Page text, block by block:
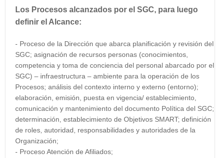
Los Procesos alcanzados por el SGC, para luego
definir el Alcance:
- Proceso de la Dirección que abarca planificación y revisión del
SGC; asignación de recursos personas (conocimientos,
competencia y toma de conciencia del personal abarcado por el
SGC) – infraestructura – ambiente para la operación de los
Procesos; análisis del contexto interno y externo (entorno);
elaboración, emisión, puesta en vigencia/ establecimiento,
comunicación y mantenimiento del documento Política del SGC;
determinación, establecimiento de Objetivos SMART; definición
de roles, autoridad, responsabilidades y autoridades de la
Organización;
- Proceso Atención de Afiliados;